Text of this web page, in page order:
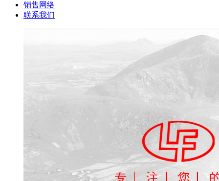
销售网络
联系我们